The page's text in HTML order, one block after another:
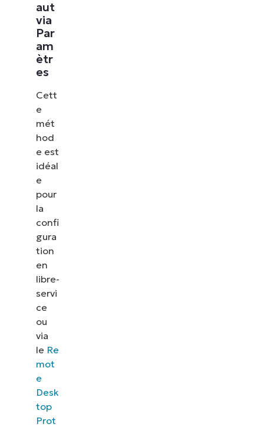
aut
via
Par
am
ètr
es
Cett
e
mét
hod
e est
idéal
e
pour
la
confi
gura
tion
en
libre-
servi
ce
ou
via
le Re
mot
e
Desk
top
Prot